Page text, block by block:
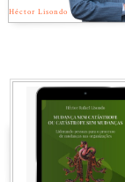
Héctor Lisondo